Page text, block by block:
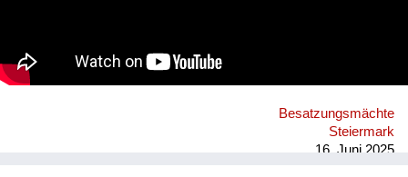
Besatzungsmächte
Steiermark
16. Juni 2025